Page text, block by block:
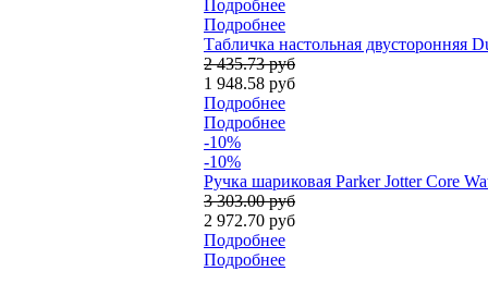
Подробнее
Подробнее
Табличка настольная двусторонняя
2 435.73 руб
1 948.58 руб
Подробнее
Подробнее
-10%
-10%
Ручка шариковая Parker Jotter Core
3 303.00 руб
2 972.70 руб
Подробнее
Подробнее